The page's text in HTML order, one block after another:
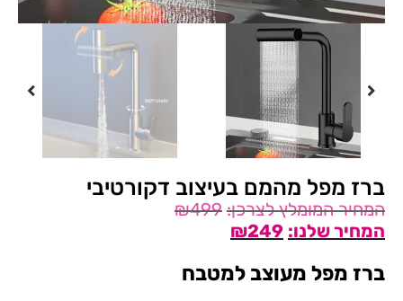
ברז מפל מהמם בעיצוב דקורטיבי
₪499
₪249
ברז מפל מעוצב למטבח